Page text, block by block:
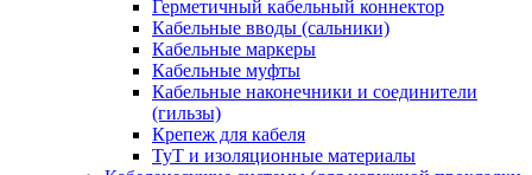
Герметичный кабельный коннектор
Кабельные вводы (сальники)
Кабельные маркеры
Кабельные муфты
Кабельные наконечники и соединители
(гильзы)
Крепеж для кабеля
ТуТ и изоляционные материалы